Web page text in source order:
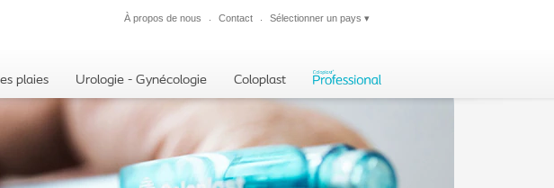
À propos de nous Contact Sélectionner un pays ▾
plaies Urologie - Gynécologie Coloplast